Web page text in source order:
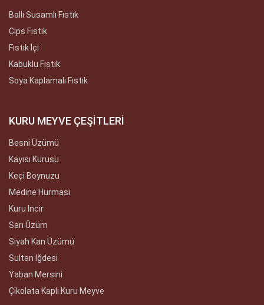
Ballı Susamlı Fıstık
Cips Fıstık
Fıstık İçi
Kabuklu Fıstık
Soya Kaplamalı Fıstık
KURU MEYVE ÇEŞİTLERİ
Besni Üzümü
Kayısı Kurusu
Keçi Boynuzu
Medine Hurması
Kuru Incir
Sarı Üzüm
Siyah Kan Üzümü
Sultan Iğdesi
Yaban Mersini
Çikolata Kaplı Kuru Meyve